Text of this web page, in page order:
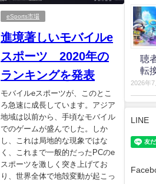
eSports市場
進境著しいモバイルe
スポーツ 2020年の
ランキングを発表
モバイルeスポーツが、このとこ
ろ急速に成長しています。アジア
地域は以前から、手頃なモバイル
でのゲームが盛んでした。しか
し、これは局地的な現象ではな
く、これまで一般的だったPCのe
スポーツを激しく突き上げてお
り、世界全体で地殻変動が起こっ
聴
転
2026年7
LINE